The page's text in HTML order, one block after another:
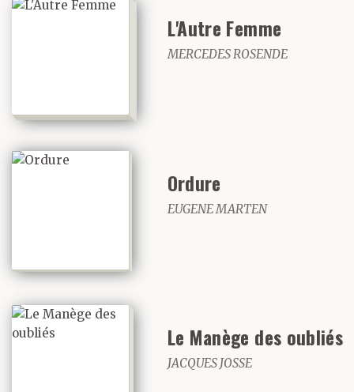
L'Autre Femme
MERCEDES ROSENDE
Ordure
EUGENE MARTEN
Le Manège des oubliés
JACQUES JOSSE